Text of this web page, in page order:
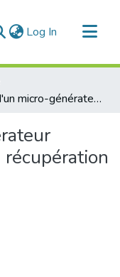
Log In (current)
Etude d'un micro-générateur piézoélectrique pour la récupération de l’énergie